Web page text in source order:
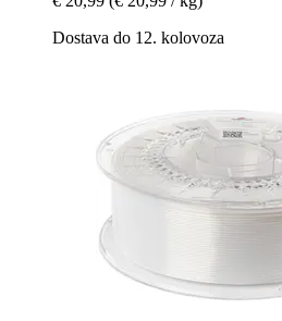
Dostava do 12. kolovoza